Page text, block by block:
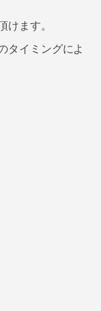
けます。
タイミングによ